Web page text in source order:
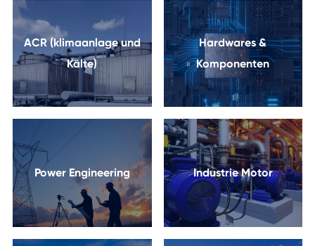
ACR (klimaanlage und
Kälte)
Hardwares &
Komponenten
Power Engineering Industrie Motor